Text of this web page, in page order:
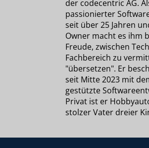
der codecentric AG.
passionierter
seit über 25 Jahren
Owner macht es ihm
Freude, zwischen
Fachbereich zu
"übersetzen". Er
seit Mitte 2023 mit
gestützte
Privat ist er
stolzer Vater dreier